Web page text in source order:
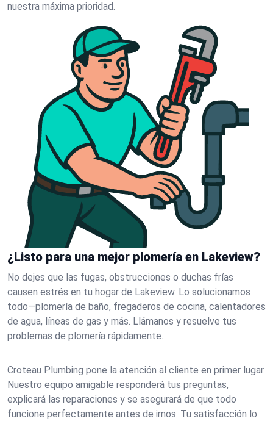
nuestra máxima prioridad.
¿Listo para una mejor plomería en Lakeview?
No dejes que las fugas, obstrucciones o duchas frías
causen estrés en tu hogar de Lakeview. Lo solucionamos
todo—plomería de baño, fregaderos de cocina, calentadores
de agua, líneas de gas y más. Llámanos y resuelve tus
problemas de plomería rápidamente.
Croteau Plumbing pone la atención al cliente en primer lugar.
Nuestro equipo amigable responderá tus preguntas,
explicará las reparaciones y se asegurará de que todo
funcione perfectamente antes de irnos. Tu satisfacción lo